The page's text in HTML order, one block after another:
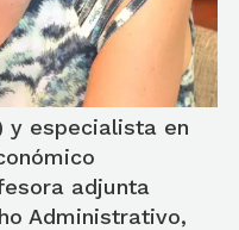
y especialista en
adjunta
Administrativo,